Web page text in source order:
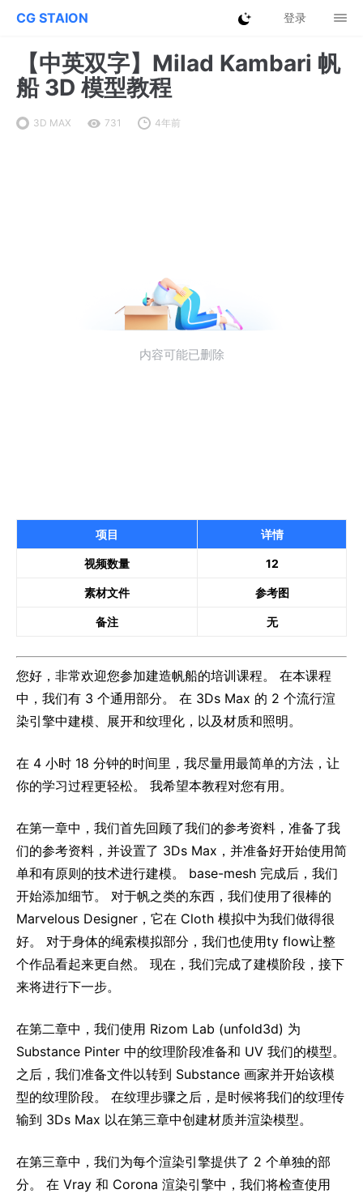
CG STAION 登录
【中英双字】Milad Kambari 帆
船 3D 模型教程
3D MAX 731 4年前
项目 详情
视频数量 12
素材文件 参考图
备注 无
您好，非常欢迎您参加建造帆船的培训课程。 在本课程
中，我们有 3 个通用部分。 在 3Ds Max 的 2 个流行渲
染引擎中建模、展开和纹理化，以及材质和照明。
在 4 小时 18 分钟的时间里，我尽量用最简单的方法，让
你的学习过程更轻松。 我希望本教程对您有用。
在第一章中，我们首先回顾了我们的参考资料，准备了我
们的参考资料，并设置了 3Ds Max，并准备好开始使用简
单和有原则的技术进行建模。 base-mesh 完成后，我们
开始添加细节。 对于帆之类的东西，我们使用了很棒的
Marvelous Designer，它在 Cloth 模拟中为我们做得很
好。 对于身体的绳索模拟部分，我们也使用ty flow让整
个作品看起来更自然。 现在，我们完成了建模阶段，接下
来将进行下一步。
在第二章中，我们使用 Rizom Lab (unfold3d) 为
Substance Pinter 中的纹理阶段准备和 UV 我们的模型。
之后，我们准备文件以转到 Substance 画家并开始该模
型的纹理阶段。 在纹理步骤之后，是时候将我们的纹理传
输到 3Ds Max 以在第三章中创建材质并渲染模型。
在第三章中，我们为每个渲染引擎提供了 2 个单独的部
分。 在 Vray 和 Corona 渲染引擎中，我们将检查使用